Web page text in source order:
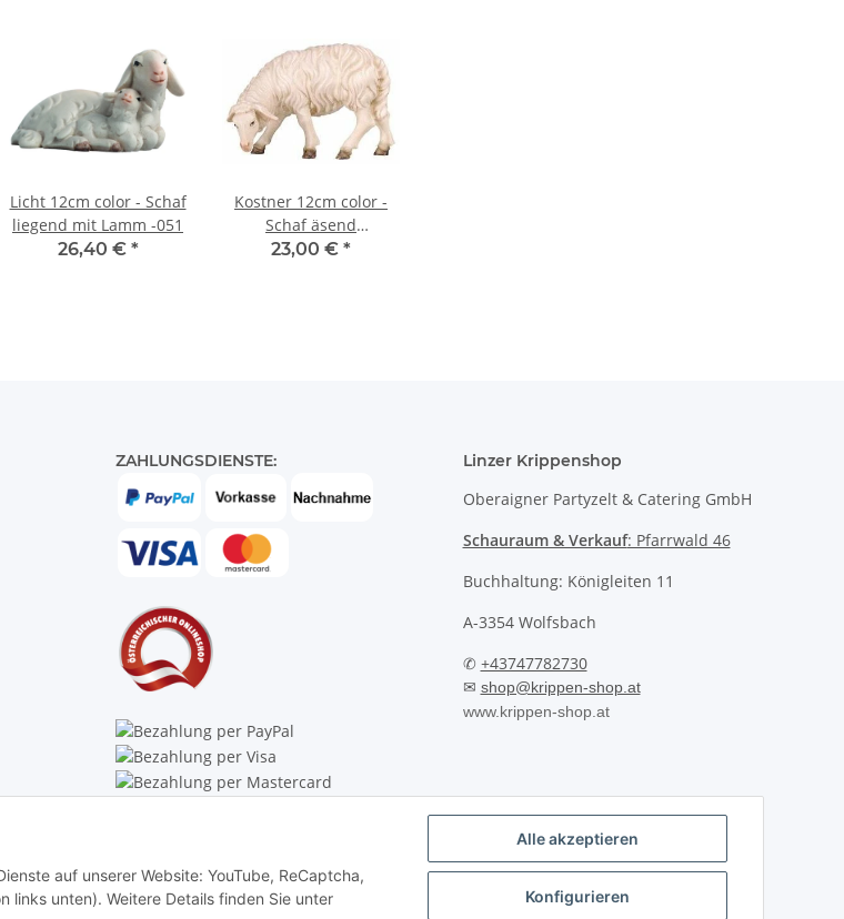
Alle akzeptieren
Konfigurieren
auf unserer Website: YouTube, ReCaptcha,
links unten). Weitere Details finden Sie unter
Licht 12cm color - Schaf
liegend mit Lamm -051
26,40 € *
Kostner 12cm color -
Schaf äsend
linksschauend -256
23,00 € *
ZAHLUNGSDIENSTE: Linzer Krippenshop
Oberaigner Partyzelt & Catering GmbH
Schauraum & Verkauf: Pfarrwald 46
Buchhaltung: Königleiten 11
A-3354 Wolfsbach
✆ +43747782730
✉ shop@krippen-shop.at
www.krippen-shop.at